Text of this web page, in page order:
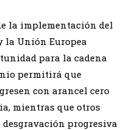
la implementación del
la Unión Europea
para la cadena
permitirá que
con arancel cero
mientras que otros
desgravación progresiva